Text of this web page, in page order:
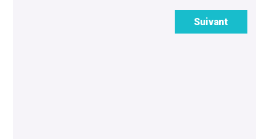
Suivant